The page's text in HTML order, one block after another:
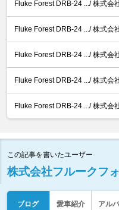
Fluke Forest DRB-24 .../ 株式会
Fluke Forest DRB-24 .../ 株式会
Fluke Forest DRB-24 .../ 株式会
Fluke Forest DRB-24 .../ 株式会
Fluke Forest DRB-24 .../ 株式会
この記事を書いたユーザー
株式会社フルークフ
ブログ 愛車紹介 アル